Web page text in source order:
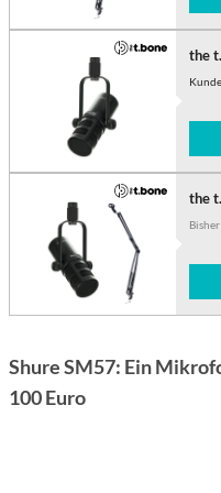
the
the
Shure SM57: Ein
100 Euro